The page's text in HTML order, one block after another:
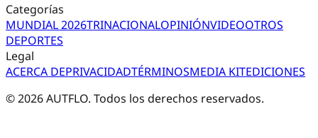
Categorías
MUNDIAL 2026TRINACIONALOPINIÓNVIDEOOTROS
DEPORTES
Legal
ACERCA DEPRIVACIDADTÉRMINOSMEDIA KITEDICIONES
©2026AUTFLO. Todos los derechos reservados.